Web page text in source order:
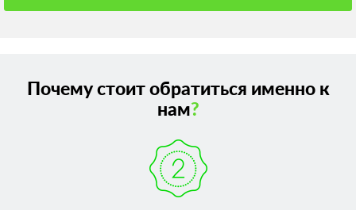
Почему стоит обратиться именно к
нам?